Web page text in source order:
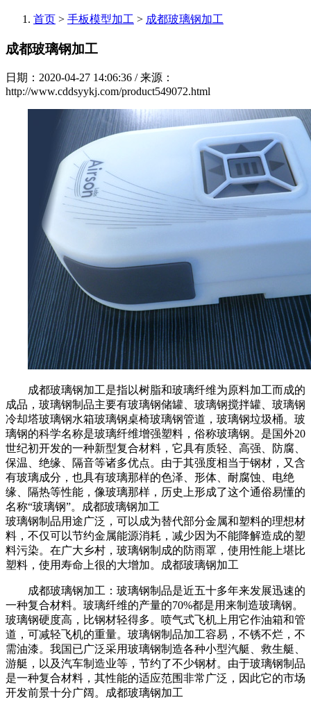
首页 > 手板模型加工 > 成都玻璃钢加工
成都玻璃钢加工
日期：2020-04-27 14:06:36 / 来源：
http://www.cddsyykj.com/product549072.html
成都玻璃钢加工是指以树脂和玻璃纤维为原料加工而成的
成品，玻璃钢制品主要有玻璃钢储罐、玻璃钢搅拌罐、玻璃钢
冷却塔玻璃钢水箱玻璃钢桌椅玻璃钢管道，玻璃钢垃圾桶。玻
璃钢的科学名称是玻璃纤维增强塑料，俗称玻璃钢。是国外20
世纪初开发的一种新型复合材料，它具有质轻、高强、防腐、
保温、绝缘、隔音等诸多优点。由于其强度相当于钢材，又含
有玻璃成分，也具有玻璃那样的色泽、形体、耐腐蚀、电绝
缘、隔热等性能，像玻璃那样，历史上形成了这个通俗易懂的
名称“玻璃钢”。成都玻璃钢加工
玻璃钢制品用途广泛，可以成为替代部分金属和塑料的理想材
料，不仅可以节约金属能源消耗，减少因为不能降解造成的塑
料污染。在广大乡村，玻璃钢制成的防雨罩，使用性能上堪比
塑料，使用寿命上很的大增加。成都玻璃钢加工
成都玻璃钢加工：玻璃钢制品是近五十多年来发展迅速的
一种复合材料。玻璃纤维的产量的70%都是用来制造玻璃钢。
玻璃钢硬度高，比钢材轻得多。喷气式飞机上用它作油箱和管
道，可减轻飞机的重量。玻璃钢制品加工容易，不锈不烂，不
需油漆。我国已广泛采用玻璃钢制造各种小型汽艇、救生艇、
游艇，以及汽车制造业等，节约了不少钢材。由于玻璃钢制品
是一种复合材料，其性能的适应范围非常广泛，因此它的市场
开发前景十分广阔。成都玻璃钢加工